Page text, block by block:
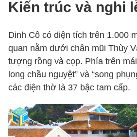
Kiến trúc và nghi
Dinh Cô có diện tích trên 1.000
quan nằm dưới chân mũi Thùy
tượng rồng và cọp. Phía trên
long chầu nguyệt” và “song
các điện thờ là 37 bậc tam cấp.